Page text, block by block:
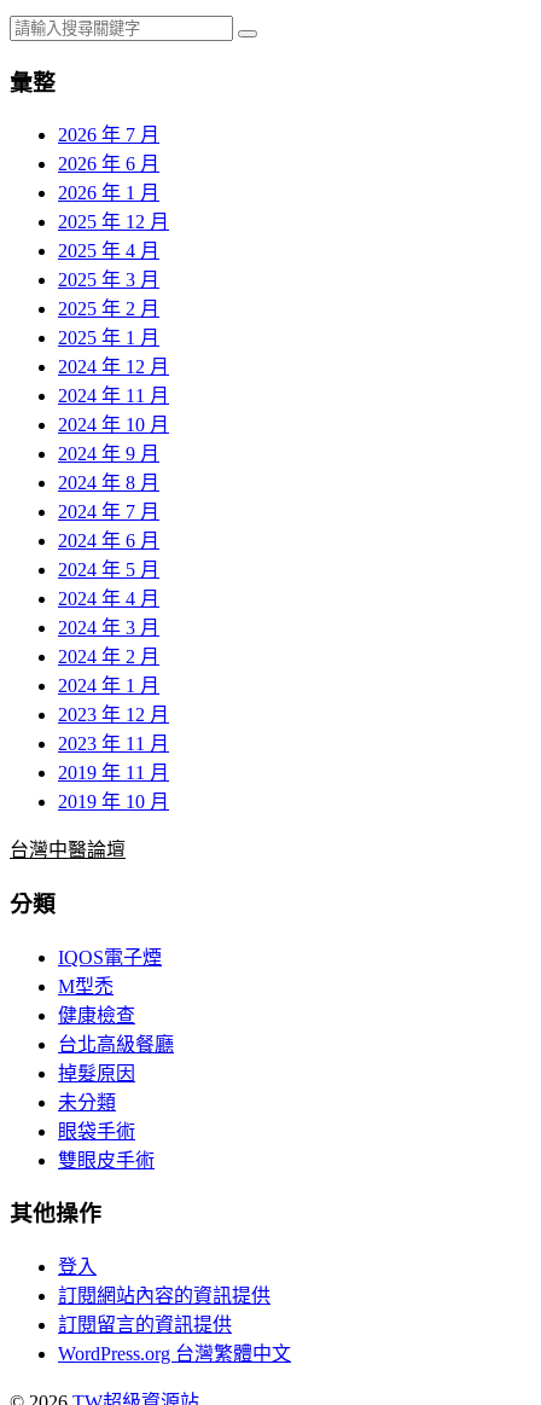
彙整
2026 年 7 月
2026 年 6 月
2026 年 1 月
2025 年 12 月
2025 年 4 月
2025 年 3 月
2025 年 2 月
2025 年 1 月
2024 年 12 月
2024 年 11 月
2024 年 10 月
2024 年 9 月
2024 年 8 月
2024 年 7 月
2024 年 6 月
2024 年 5 月
2024 年 4 月
2024 年 3 月
2024 年 2 月
2024 年 1 月
2023 年 12 月
2023 年 11 月
2019 年 11 月
2019 年 10 月
台灣中醫論壇
分類
IQOS電子煙
M型禿
健康檢查
台北高級餐廳
掉髮原因
未分類
眼袋手術
雙眼皮手術
其他操作
登入
訂閱網站內容的資訊提供
訂閱留言的資訊提供
WordPress.org 台灣繁體中文